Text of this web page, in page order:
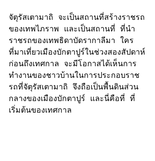
จัตุรัสเตามาถิ จะเป็นสถานที่สร้างราชรถ
ของเทพไภราพ และเป็นสถานที่ ที่นำ
ราชรถของเทพธิดาบัดรากาลีมา
ใคร
ที่มาเที่ยวเมืองบักตาปูร์ในช่วงสองสัปดาห์
ก่อนถึงเทศกาล จะมีโอกาสได้เห็นการ
ทำงานของชาวบ้านในการประกอบราช
รถที่จัตุรัสเตามาถิ จึงถือเป็นพื้นดินส่วน
กลางของเมืองบักตาปูร์ และนี่คือที่ ที่
เริ่มต้นของเทศกาล